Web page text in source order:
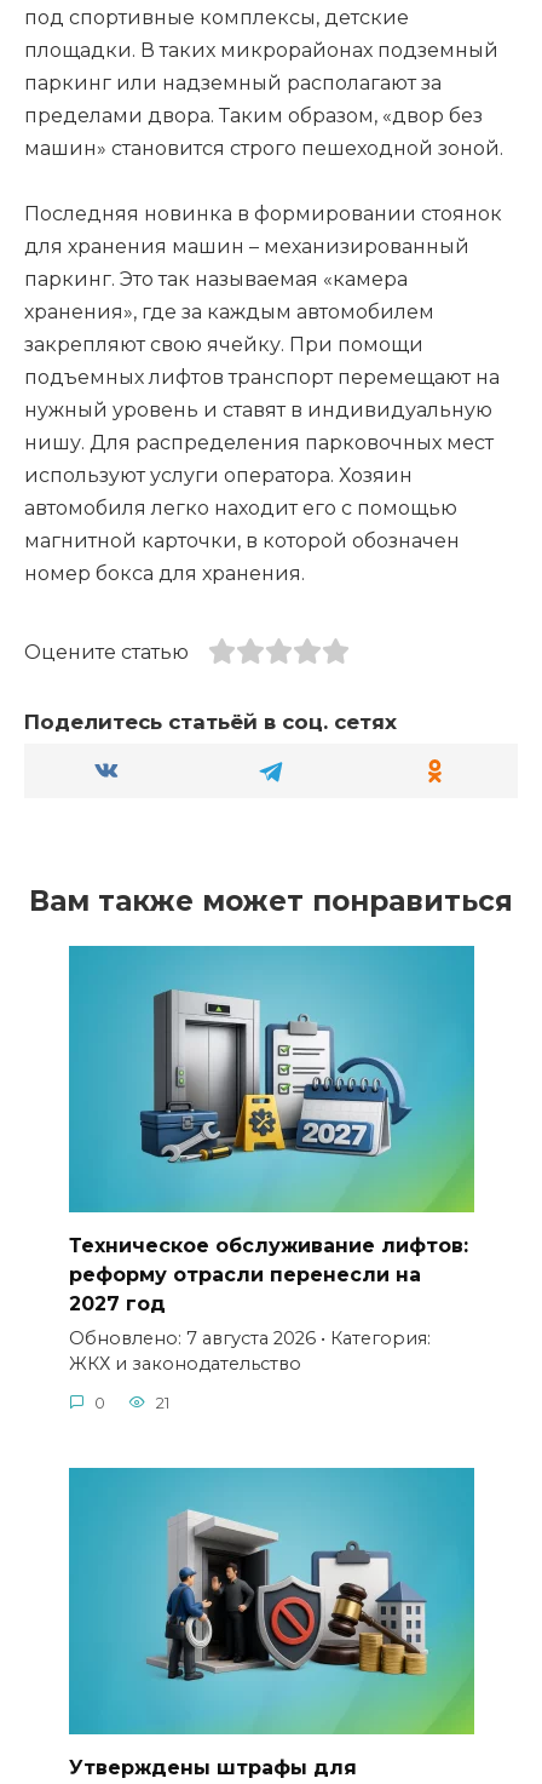
под спортивные комплексы, детские
площадки. В таких микрорайонах подземный
паркинг или надземный располагают за
пределами двора. Таким образом, «двор без
машин» становится строго пешеходной зоной.
Последняя новинка в формировании стоянок
для хранения машин – механизированный
паркинг. Это так называемая «камера
хранения», где за каждым автомобилем
закрепляют свою ячейку. При помощи
подъемных лифтов транспорт перемещают на
нужный уровень и ставят в индивидуальную
нишу. Для распределения парковочных мест
используют услуги оператора. Хозяин
автомобиля легко находит его с помощью
магнитной карточки, в которой обозначен
номер бокса для хранения.
Оцените статью
Поделитесь статьёй в соц. сетях
Вам также может понравиться
Техническое обслуживание лифтов:
реформу отрасли перенесли на
2027 год
Обновлено: 7 августа 2026 • Категория:
ЖКХ и законодательство
0 21
Утверждены штрафы для